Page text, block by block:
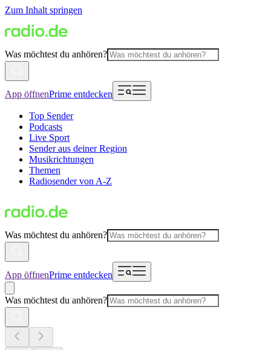
Zum Inhalt springen
Was möchtest du anhören?
App öffnenPrime entdecken
Top Sender
Podcasts
Live Sport
Sender aus deiner Region
Musikrichtungen
Themen
Radiosender von A-Z
Was möchtest du anhören?
App öffnenPrime entdecken
Was möchtest du anhören?